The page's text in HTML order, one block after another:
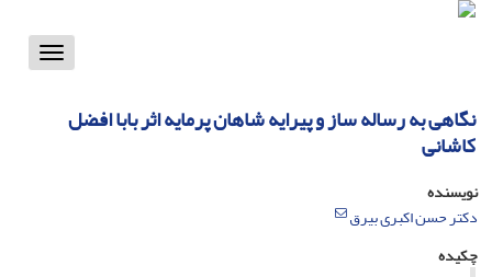
Toggle
نگاهی به رساله ساز و پیرایه شاهان پرمایه اثر بابا افضل
کاشانی
نویسنده
دکتر حسن اکبری بیرق
چکیده